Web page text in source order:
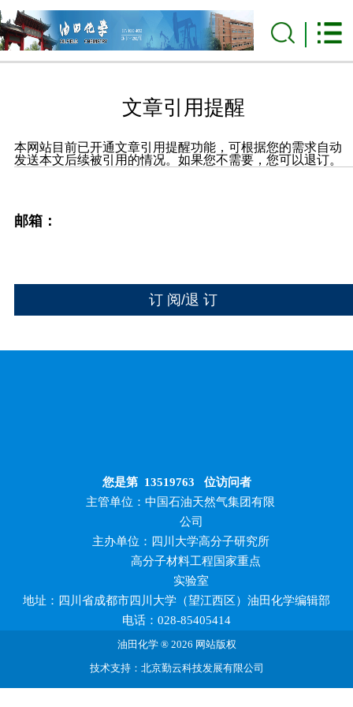
文章引用提醒
本网站目前已开通文章引用提醒功能，可根据您的需求自动
发送本文后续被引用的情况。如果您不需要，您可以退订。
邮箱：
您是第 13519763 位访问者
主管单位：中国石油天然气集团有限
公司
主办单位：四川大学高分子研究所
高分子材料工程国家重点
实验室
地址：四川省成都市四川大学（望江西区）油田化学编辑部
电话：028-85405414
油田化学 ® 2026 网站版权
技术支持：北京勤云科技发展有限公司